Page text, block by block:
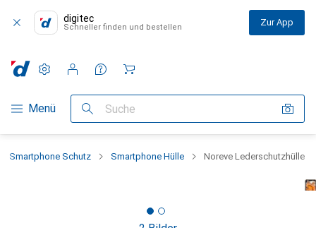
digitec
Schneller finden und bestellen Zur App
Navigation nach Kategorien
Menü Suche
Einstellungen
Kundenkonto
Vergleichslisten
Merklisten
Warenkorb
Smartphone Schutz Smartphone Hülle Noreve Lederschutzhülle